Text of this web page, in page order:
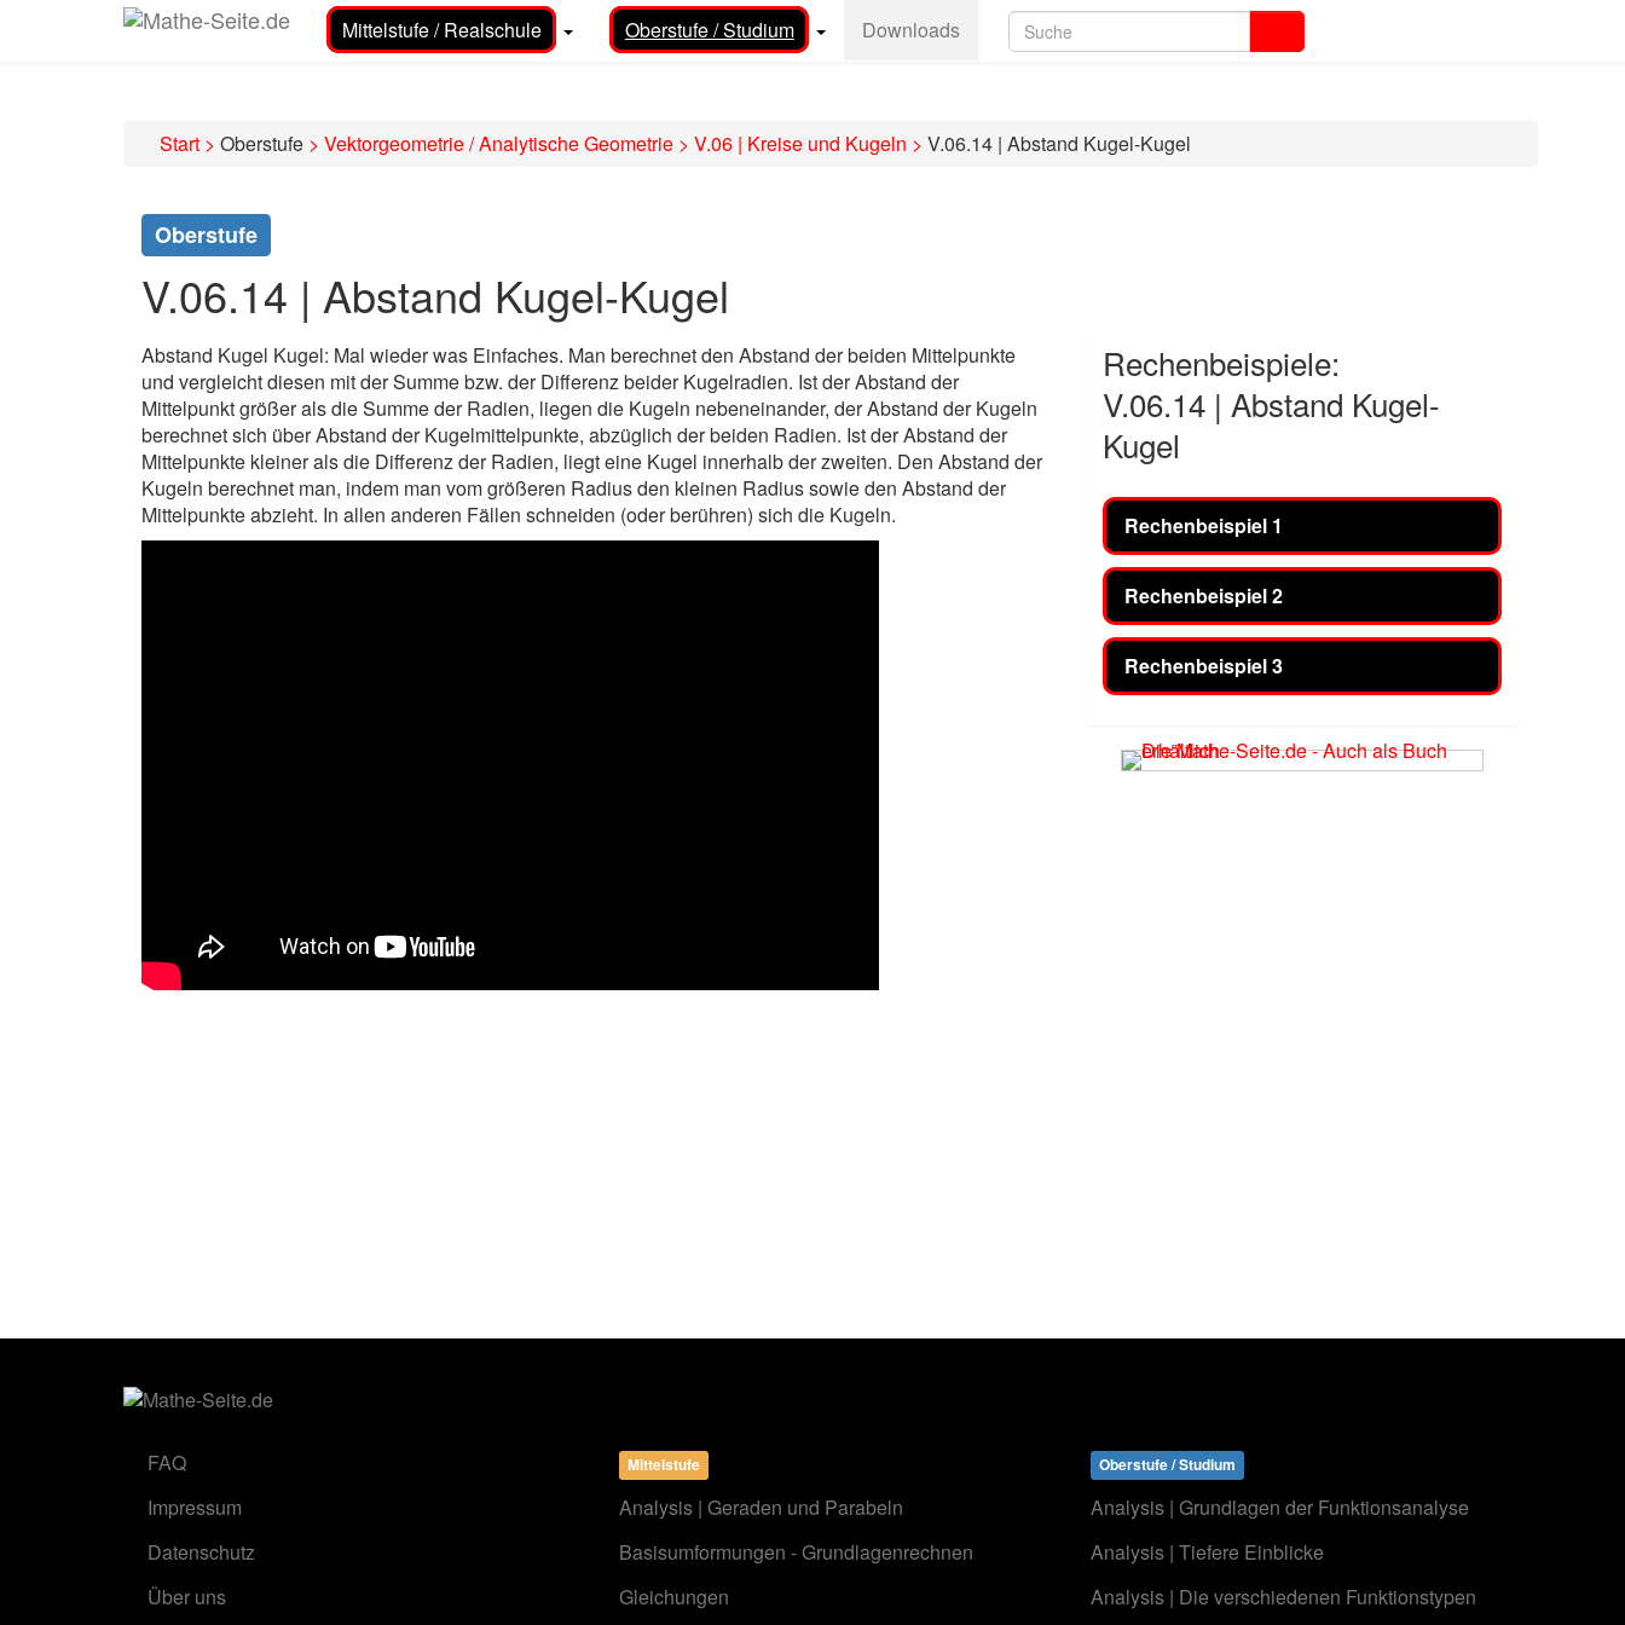
Mittelstufe / Realschule Oberstufe / Studium Downloads
Start > Oberstufe > Vektorgeometrie / Analytische Geometrie > V.06 | Kreise und Kugeln > V.06.14 | Abstand Kugel-Kugel
Oberstufe
V.06.14 | Abstand Kugel-Kugel
Abstand Kugel Kugel: Mal wieder was Einfaches. Man berechnet den Abstand der beiden Mittelpunkte
und vergleicht diesen mit der Summe bzw. der Differenz beider Kugelradien. Ist der Abstand der
Mittelpunkt größer als die Summe der Radien, liegen die Kugeln nebeneinander, der Abstand der Kugeln
berechnet sich über Abstand der Kugelmittelpunkte, abzüglich der beiden Radien. Ist der Abstand der
Mittelpunkte kleiner als die Differenz der Radien, liegt eine Kugel innerhalb der zweiten. Den Abstand der
Kugeln berechnet man, indem man vom größeren Radius den kleinen Radius sowie den Abstand der
Mittelpunkte abzieht. In allen anderen Fällen schneiden (oder berühren) sich die Kugeln.
Rechenbeispiele:
V.06.14 | Abstand Kugel-
Kugel
Rechenbeispiel 1
Rechenbeispiel 2
Rechenbeispiel 3
FAQ
Impressum
Datenschutz
Über uns
Mittelstufe
Analysis | Geraden und Parabeln
Basisumformungen - Grundlagenrechnen
Gleichungen
Oberstufe / Studium
Analysis | Grundlagen der Funktionsanalyse
Analysis | Tiefere Einblicke
Analysis | Die verschiedenen Funktionstypen